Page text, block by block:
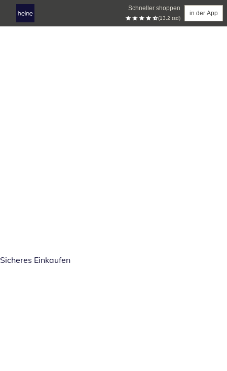
Schneller shoppen
(13.2 tsd)
in der App
Sicheres Einkaufen